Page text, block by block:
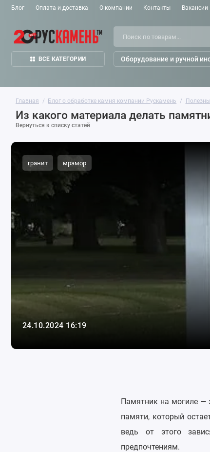
Блог Оплата и доставка О компании Контакты Вакансии
ВСЕ КАТЕГОРИИ Оборудование и ручной
Главная Блог о обработке камня компании Рускамень
Из какого материала делать
Вернуться к списку статей
24.10.2024 16:19
гранит мрамор
Памятник на могиле —
памяти, который
ведь от этого
предпочтениям.